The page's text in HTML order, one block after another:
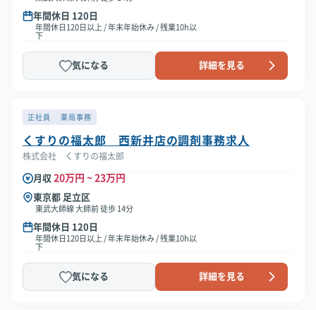
年間休日 120日
年間休日120日以上 / 年末年始休み / 残業10h以
下
気になる 詳細を見る
正社員 薬局事務
くすりの福太郎 西新井店の調剤事務求人
株式会社 くすりの福太郎
月収 20万円 ~ 23万円
東京都 足立区
東武大師線 大師前 徒歩 14分
年間休日 120日
年間休日120日以上 / 年末年始休み / 残業10h以
下
気になる 詳細を見る